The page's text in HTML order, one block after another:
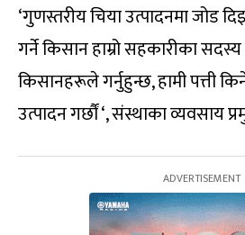
‘गुणस्तरीय चिया उत्पादनमा जोड
गर्ने किसान हाम्रो सहकारीका
किसानहरूले गर्नुहुन्छ, हामी पत्ती
उत्पादन गर्छौं ‘, संस्थाका व्यवसाय